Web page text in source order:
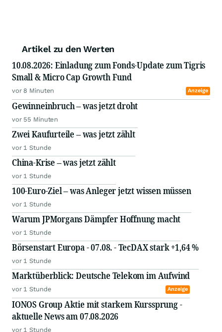
Artikel zu den Werten
10.08.2026: Einladung zum Fonds-Update zum Tigris
Small & Micro Cap Growth Fund
vor 8 Minuten Anzeige
Gewinneinbruch – was jetzt droht
vor 55 Minuten
Zwei Kaufurteile – was jetzt zählt
vor 1 Stunde
China-Krise – was jetzt zählt
vor 1 Stunde
100-Euro-Ziel – was Anleger jetzt wissen müssen
vor 1 Stunde
Warum JPMorgans Dämpfer Hoffnung macht
vor 1 Stunde
Börsenstart Europa - 07.08. - TecDAX stark +1,64 %
vor 1 Stunde
Marktüberblick: Deutsche Telekom im Aufwind
vor 1 Stunde Anzeige
IONOS Group Aktie mit starkem Kurssprung -
aktuelle News am 07.08.2026
vor 1 Stunde